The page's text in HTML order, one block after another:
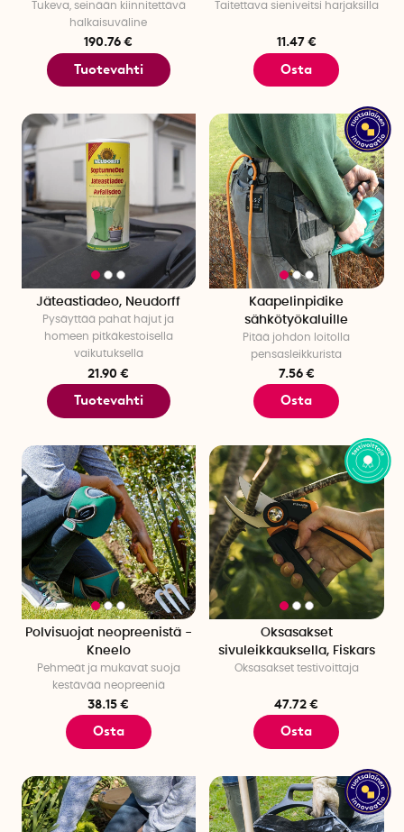
Tukeva, seinään kiinnitettävä
halkaisuväline
190.76 €
Tuotevahti
Taitettava sieniveitsi harjaksilla
11.47 €
Osta
Jäteastiadeo, Neudorff
Pysäyttää pahat hajut ja
homeen pitkäkestoisella
vaikutuksella
21.90 €
Tuotevahti
Kaapelinpidike
sähkötyökaluille
Pitää johdon loitolla
pensasleikkurista
7.56 €
Osta
Polvisuojat neopreenistä -
Kneelo
Pehmeät ja mukavat suoja
kestävää neopreeniä
38.15 €
Osta
Oksasakset
sivuleikkauksella, Fiskars
Oksasakset testivoittaja
47.72 €
Osta